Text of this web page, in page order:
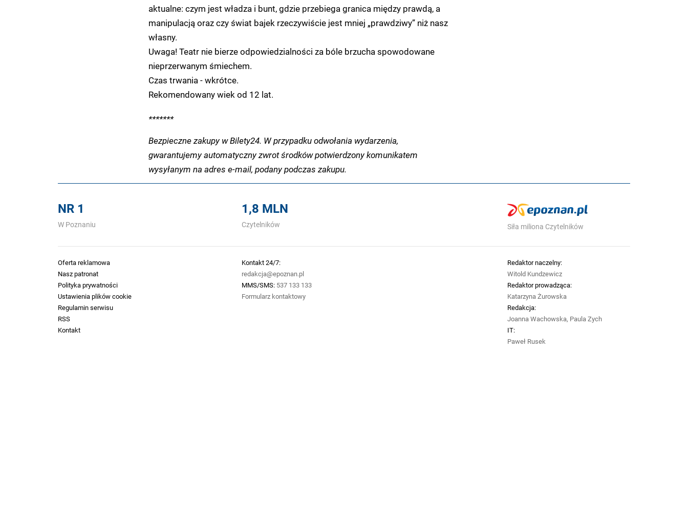
aktualne: czym jest władza i bunt, gdzie przebiega granica między prawdą, a
manipulacją oraz czy świat bajek rzeczywiście jest mniej „prawdziwy” niż nasz
własny.
Uwaga! Teatr nie bierze odpowiedzialności za bóle brzucha spowodowane
nieprzerwanym śmiechem.
Czas trwania - wkrótce.
Rekomendowany wiek od 12 lat.
*******
Bezpieczne zakupy w Bilety24. W przypadku odwołania wydarzenia,
gwarantujemy automatyczny zwrot środków potwierdzony komunikatem
wysyłanym na adres e-mail, podany podczas zakupu.
NR 1
W Poznaniu
1,8 MLN
Czytelników Siła miliona Czytelników
Oferta reklamowa
Nasz patronat
Polityka prywatności
Ustawienia plików cookie
Regulamin serwisu
RSS
Kontakt
Kontakt 24/7:
redakcja@epoznan.pl
MMS/SMS: 537 133 133
Formularz kontaktowy
Redaktor naczelny:
Witold Kundzewicz
Redaktor prowadząca:
Katarzyna Żurowska
Redakcja:
Joanna Wachowska, Paula Zych
IT:
Paweł Rusek